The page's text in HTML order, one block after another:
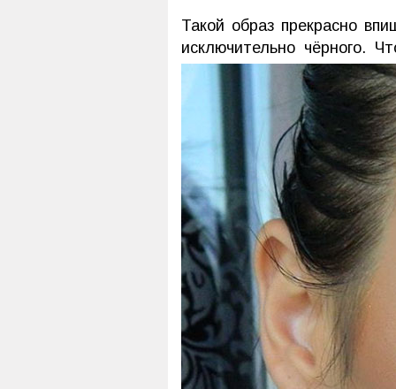
Такой образ прекрасно
исключительно чёрного.